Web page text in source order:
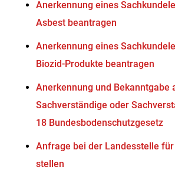
Anerkennung eines
Asbest beantragen
Anerkennung eines
Biozid-Produkte beantragen
Anerkennung und Bekanntgabe
Sachverständige oder
18 Bundesbodenschutzgesetz
Anfrage bei der Landesstelle
stellen